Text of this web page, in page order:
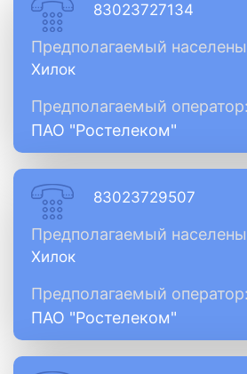
83023727134
Предполагаемый
Хилок
Предполагаемый оператор:
ПАО "Ростелеком"
83023729507
Предполагаемый
Хилок
Предполагаемый оператор:
ПАО "Ростелеком"